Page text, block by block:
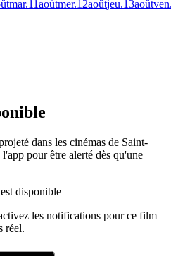
mar.11aoûtmer.12aoûtjeu.13août
dans les cinémas de Saint-
pour être alerté dès qu'une
disponible
les notifications pour ce film
réel.